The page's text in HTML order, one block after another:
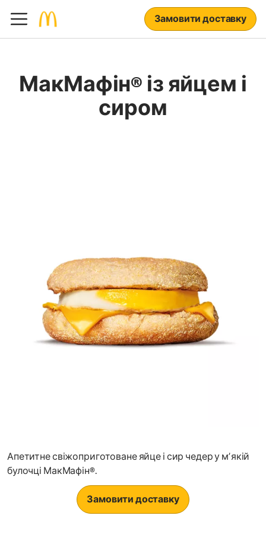
Замовити доставку
МакМафін® із яйцем і
сиром
Апетитне свіжоприготоване яйце і сир чедер у мʼякій
булочці МакМафін®.
Замовити доставку